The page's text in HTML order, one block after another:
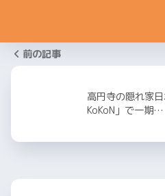
前の記事
高円寺の隠れ家
KoKoN」で一期…